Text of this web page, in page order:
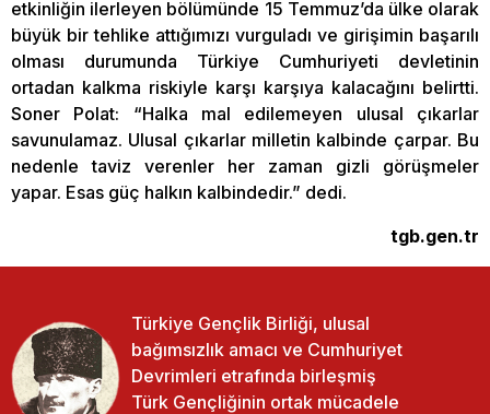
etkinliğin ilerleyen bölümünde 15 Temmuz’da ülke olarak
büyük bir tehlike attığımızı vurguladı ve girişimin başarılı
olması durumunda Türkiye Cumhuriyeti devletinin
ortadan kalkma riskiyle karşı karşıya kalacağını belirtti.
Soner Polat: “Halka mal edilemeyen ulusal çıkarlar
savunulamaz. Ulusal çıkarlar milletin kalbinde çarpar. Bu
nedenle taviz verenler her zaman gizli görüşmeler
yapar. Esas güç halkın kalbindedir.” dedi.
tgb.gen.tr
Türkiye Gençlik Birliği, ulusal
bağımsızlık amacı ve Cumhuriyet
Devrimleri etrafında birleşmiş
Türk Gençliğinin ortak mücadele